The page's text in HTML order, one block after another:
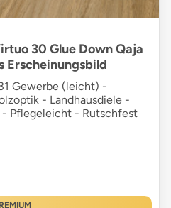
30 Glue Down Qaja
Erscheinungsbild
Gewerbe (leicht) -
- Landhausdiele -
- Pflegeleicht - Rutschfest